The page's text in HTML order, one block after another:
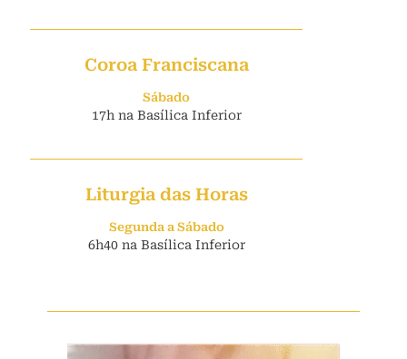
Coroa Franciscana
Sábado
17h na Basílica Inferior
Liturgia das Horas
Segunda a Sábado
6h40 na Basílica Inferior